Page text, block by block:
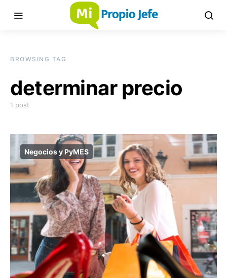
BROWSING TAG
determinar precio
1 post
Negocios y PyMES